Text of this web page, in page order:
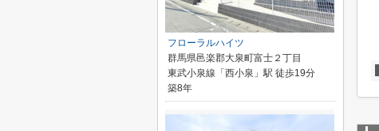
フローラルハイツ
群馬県邑楽郡大泉町富士２丁目
東武小泉線「西小泉」駅 徒歩19分
築8年